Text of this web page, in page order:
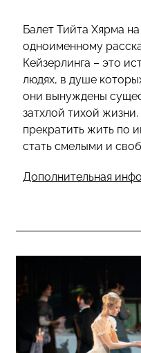
Балет Тийта Хярма
одноименному
Кейзерлинга – это
людях, в душе
они вынуждены
затхлой тихой
прекратить жить по
стать смелыми и
Дополнительная